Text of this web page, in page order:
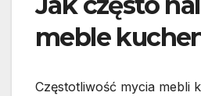
meble
Częstotliwość mycia mebli